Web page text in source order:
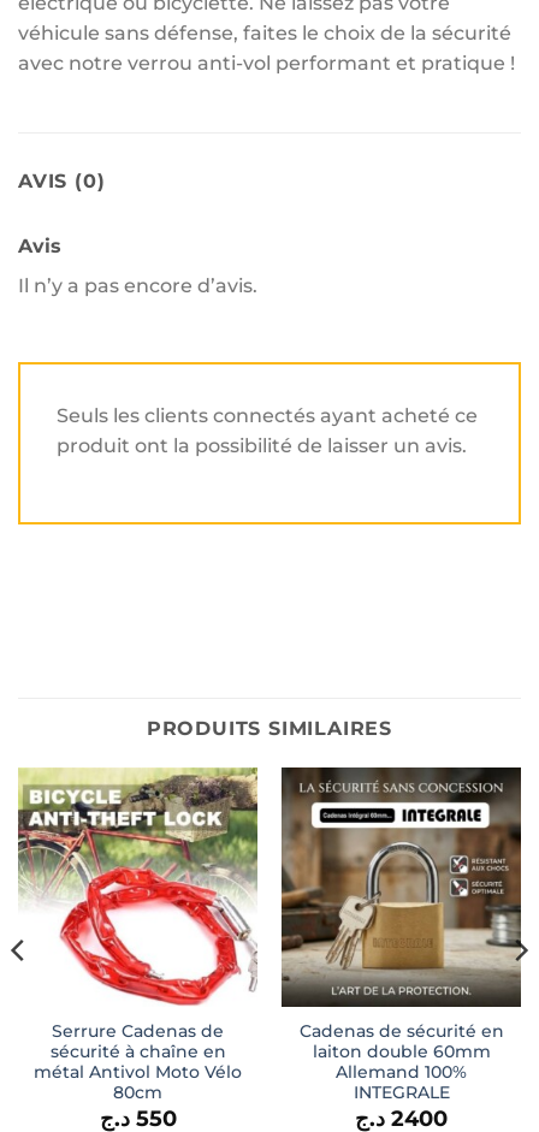
véhicule sans défense, faites le choix de la sécurité
avec notre verrou anti-vol performant et pratique !
AVIS (0)
Avis
Il n’y a pas encore d’avis.
Seuls les clients connectés ayant acheté ce
produit ont la possibilité de laisser un avis.
PRODUITS SIMILAIRES
Serrure Cadenas de
sécurité à chaîne en
métal Antivol Moto Vélo
80cm
550 د.ج
Cadenas de sécurité en
laiton double 60mm
Allemand 100%
INTEGRALE
2400 د.ج